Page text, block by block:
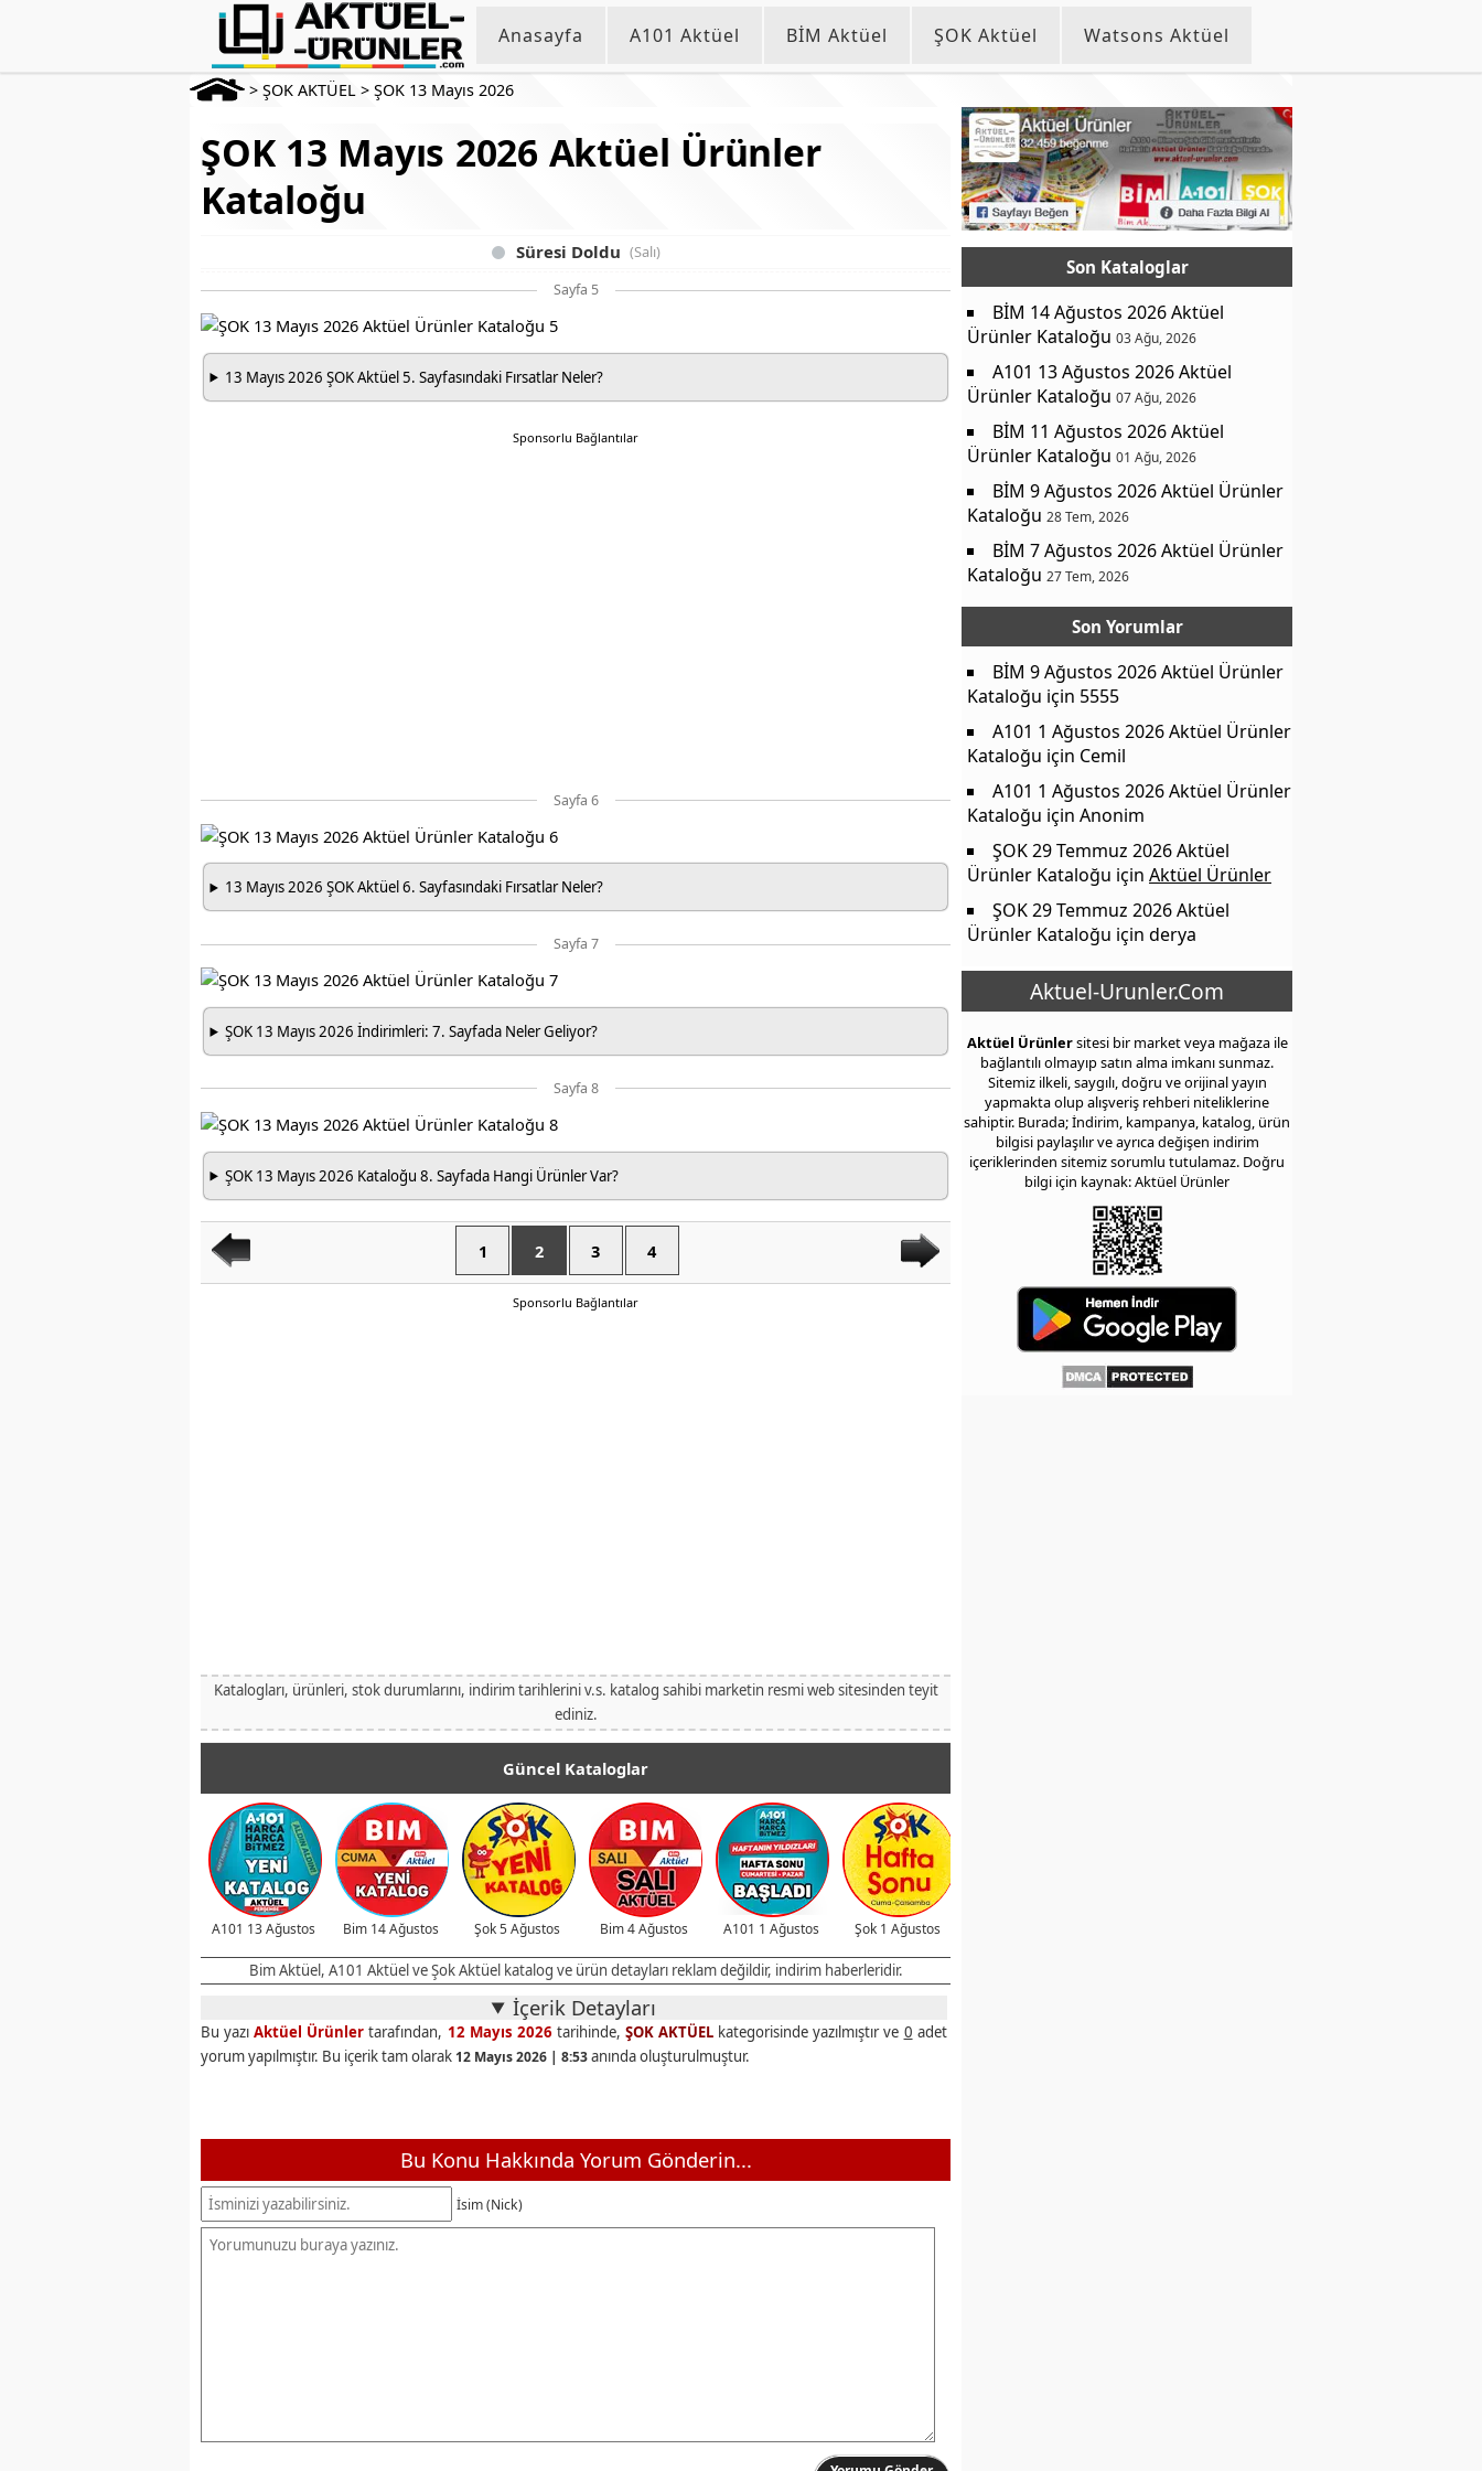
Anasayfa A101 Aktüel BİM Aktüel ŞOK Aktüel Watsons Aktüel
> ŞOK AKTÜEL > ŞOK 13 Mayıs 2026
ŞOK 13 Mayıs 2026 Aktüel Ürünler
Kataloğu
Süresi Doldu (Salı)
Sayfa 5
13 Mayıs 2026 ŞOK Aktüel 5. Sayfasındaki Fırsatlar Neler?
Sponsorlu Bağlantılar
Sayfa 6
13 Mayıs 2026 ŞOK Aktüel 6. Sayfasındaki Fırsatlar Neler?
Sayfa 7
ŞOK 13 Mayıs 2026 İndirimleri: 7. Sayfada Neler Geliyor?
Sayfa 8
ŞOK 13 Mayıs 2026 Kataloğu 8. Sayfada Hangi Ürünler Var?
1 2 3 4
Sponsorlu Bağlantılar
Katalogları, ürünleri, stok durumlarını, indirim tarihlerini v.s. katalog sahibi marketin resmi web sitesinden teyit
ediniz.
Güncel Kataloglar
A101 13 Ağustos Bim 14 Ağustos Şok 5 Ağustos Bim 4 Ağustos A101 1 Ağustos Şok 1 Ağustos
Bim Aktüel, A101 Aktüel ve Şok Aktüel katalog ve ürün detayları reklam değildir, indirim haberleridir.
İçerik Detayları
Bu yazıAktüel Ürünler tarafından, 12 Mayıs 2026 tarihinde, ŞOK AKTÜEL kategorisinde yazılmıştır ve 0 adet
yorum yapılmıştır. Bu içerik tam olarak 12 Mayıs 2026 | 8:53anında oluşturulmuştur.
Bu Konu Hakkında Yorum Gönderin...
İsim (Nick)
Son Kataloglar
BİM 14 Ağustos 2026 Aktüel
Ürünler Kataloğu 03 Ağu, 2026
A101 13 Ağustos 2026 Aktüel
Ürünler Kataloğu 07 Ağu, 2026
BİM 11 Ağustos 2026 Aktüel
Ürünler Kataloğu 01 Ağu, 2026
BİM 9 Ağustos 2026 Aktüel Ürünler
Kataloğu 28 Tem, 2026
BİM 7 Ağustos 2026 Aktüel Ürünler
Kataloğu 27 Tem, 2026
Son Yorumlar
BİM 9 Ağustos 2026 Aktüel Ürünler
Kataloğu için 5555
A101 1 Ağustos 2026 Aktüel Ürünler
Kataloğu için Cemil
A101 1 Ağustos 2026 Aktüel Ürünler
Kataloğu için Anonim
ŞOK 29 Temmuz 2026 Aktüel
Ürünler Kataloğu için Aktüel Ürünler
ŞOK 29 Temmuz 2026 Aktüel
Ürünler Kataloğu için derya
Aktuel-Urunler.Com
Aktüel Ürünlersitesi bir market veya mağaza ile
bağlantılı olmayıp satın alma imkanı sunmaz.
Sitemiz ilkeli, saygılı, doğru ve orijinal yayın
yapmakta olup alışveriş rehberi niteliklerine
sahiptir. Burada; İndirim, kampanya, katalog, ürün
bilgisi paylaşılır ve ayrıca değişen indirim
içeriklerinden sitemiz sorumlu tutulamaz. Doğru
bilgi için kaynak: Aktüel Ürünler